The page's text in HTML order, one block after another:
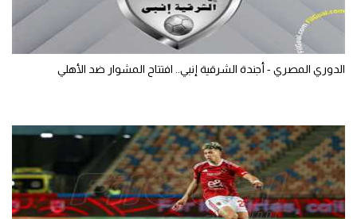
الدوري المصري - أجندة الشرقية إنبي.. افتتاح المشوار ضد الأهلي